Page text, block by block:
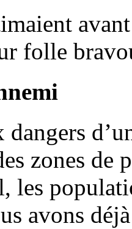
folle
dangers
zones de
les
avons